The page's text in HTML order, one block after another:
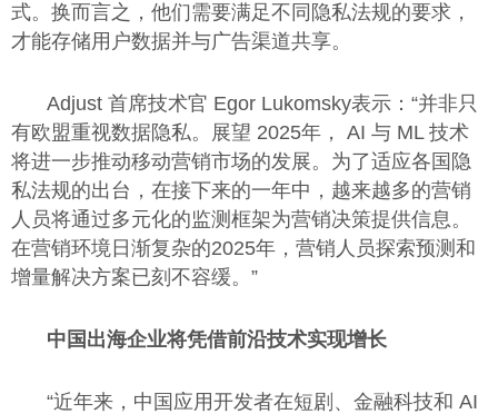
式。换而言之，他们需要满足不同隐私法规的要求，
才能存储用户数据并与广告渠道共享。
Adjust 首席技术官 Egor Lukomsky表示：“并非只
有欧盟重视数据隐私。展望 2025年， AI 与 ML 技术
将进一步推动移动营销市场的发展。为了适应各国隐
私法规的出台，在接下来的一年中，越来越多的营销
人员将通过多元化的监测框架为营销决策提供信息。
在营销环境日渐复杂的2025年，营销人员探索预测和
增量解决方案已刻不容缓。”
中国出海企业将凭借前沿技术实现增长
“近年来，中国应用开发者在短剧、金融科技和 AI